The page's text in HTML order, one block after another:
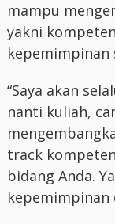
mampu
yakni
kepemimpinan
“Saya akan
nanti kuliah,
track
bidang Anda.
kepemimpinan